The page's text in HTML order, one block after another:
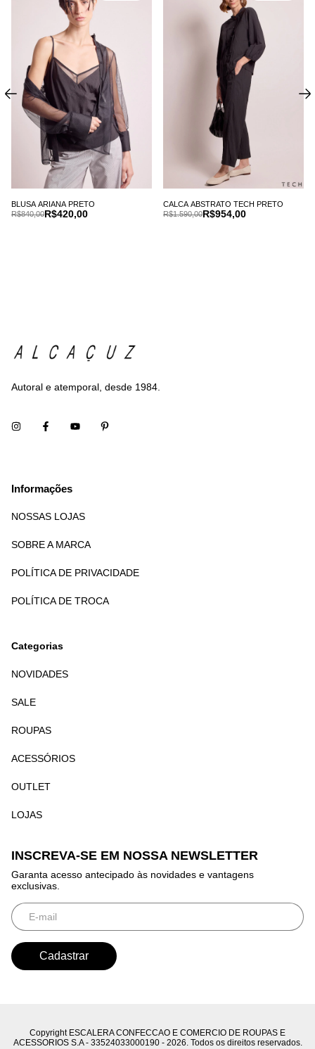
BLUSA ARIANA PRETO
R$420,00
R$840,00
CALCA ABSTRATO TECH PRETO
R$954,00
R$1.590,00
Autoral e atemporal, desde 1984.
Informações
NOSSAS LOJAS
SOBRE A MARCA
POLÍTICA DE PRIVACIDADE
POLÍTICA DE TROCA
Categorias
NOVIDADES
SALE
ROUPAS
ACESSÓRIOS
OUTLET
LOJAS
INSCREVA-SE EM NOSSA NEWSLETTER
Garanta acesso antecipado às novidades e vantagens
exclusivas.
Copyright ESCALERA CONFECCAO E COMERCIO DE ROUPAS E
ACESSORIOS S.A - 33524033000190 - 2026. Todos os direitos reservados.